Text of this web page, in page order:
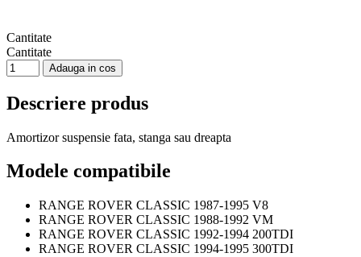
Cantitate
Cantitate
Adauga in cos
Descriere produs
Amortizor suspensie fata, stanga sau dreapta
Modele compatibile
RANGE ROVER CLASSIC 1987-1995 V8
RANGE ROVER CLASSIC 1988-1992 VM
RANGE ROVER CLASSIC 1992-1994 200TDI
RANGE ROVER CLASSIC 1994-1995 300TDI